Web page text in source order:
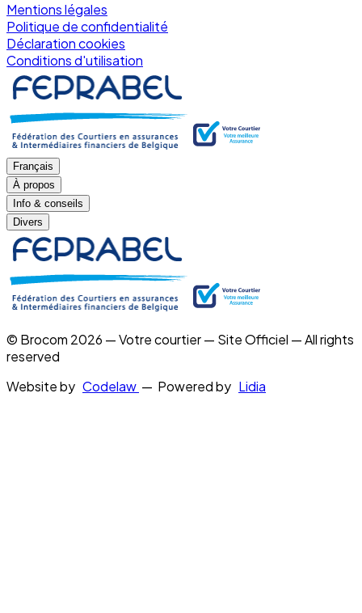
Mentions légales
Politique de confidentialité
Déclaration cookies
Conditions d'utilisation
Français
À propos
Info & conseils
Divers
© Brocom 2026 — Votre courtier — Site Officiel — All rights
reserved
Website by Codelaw — Powered by Lidia